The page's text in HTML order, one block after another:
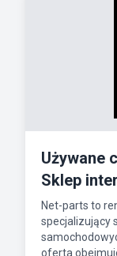
Używane
Sklep
Net-parts to
specjalizujący
oferta